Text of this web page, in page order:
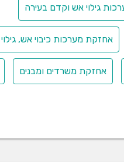
הסיכונים. במסגרת ההליך
הערכת הסיכונים, לפי רמת
של תאונות עבודה או נזקים
בעבודתם וחוסר
סיכונים.
גילוי אש וקדם בעירה
אחזקת מערכות כיבוי אש,
אחזקת משרדים ומבנים